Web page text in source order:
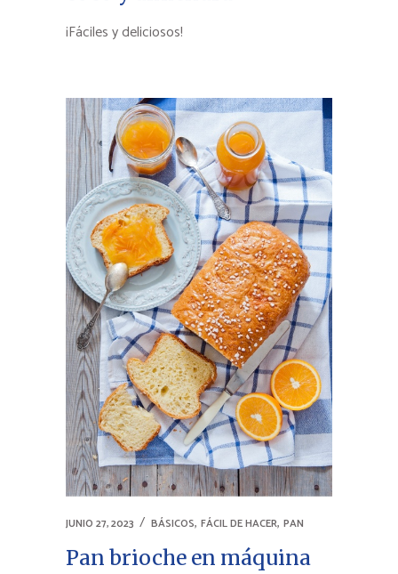
¡Fáciles y deliciosos!
JUNIO 27, 2023 BÁSICOS, FÁCIL DE HACER, PAN
Pan brioche en máquina